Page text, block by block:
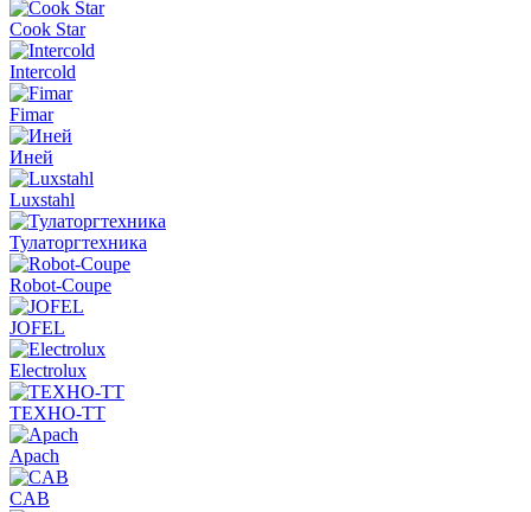
Cook Star
Intercold
Fimar
Иней
Luxstahl
Тулаторгтехника
Robot-Coupe
JOFEL
Electrolux
ТЕХНО-ТТ
Apach
CAB